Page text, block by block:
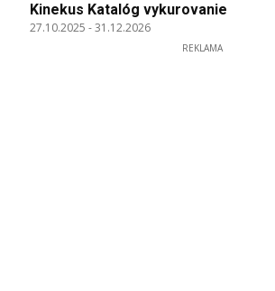
Kinekus Katalóg vykurovanie
27.10.2025 -31.12.2026
REKLAMA